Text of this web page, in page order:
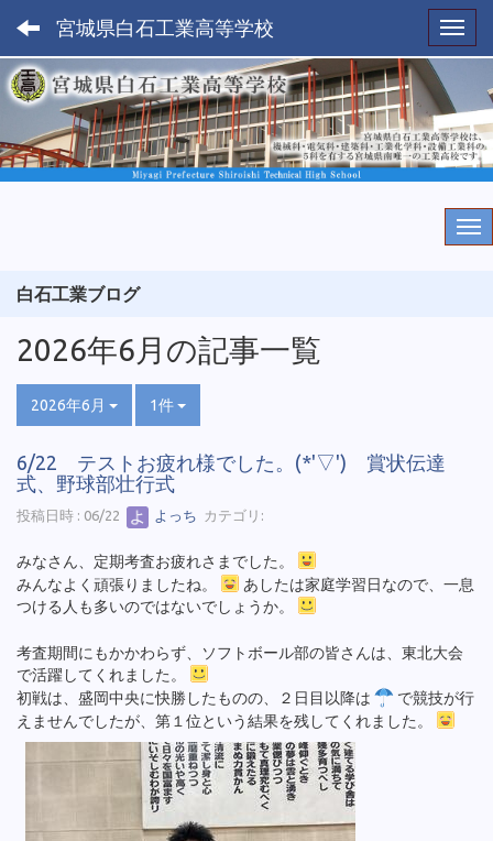
宮城県白石工業高等学校
白石工業ブログ
2026年6月の記事一覧
2026年6月 1件
6/22 テストお疲れ様でした。(*'▽') 賞状伝達
式、野球部壮行式
投稿日時 : 06/22 よっち カテゴリ:
みなさん、定期考査お疲れさまでした。
みんなよく頑張りましたね。
あしたは家庭学習日なので、一息
つける人も多いのではないでしょうか。
考査期間にもかかわらず、ソフトボール部の皆さんは、東北大会
で活躍してくれました。
初戦は、盛岡中央に快勝したものの、２日目以降は
で競技が行
えませんでしたが、第１位という結果を残してくれました。